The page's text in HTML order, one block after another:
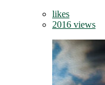
likes
2016 views